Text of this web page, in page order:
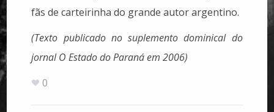
fãs de carteirinha do grande autor argentino.
(Texto publicado no suplemento dominical do
jornal O Estado do Paraná em 2006)
0